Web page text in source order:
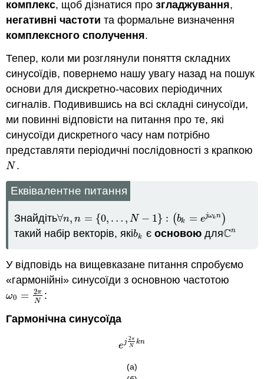
комплекс, щоб дізнатися прозгладжування,
негативні частоти та формальне визначення
комплексного сполучення.
Тепер, коли ми розглянули поняття складних
синусоїдів, повернемо нашу увагу назад на пошук
основи для дискретно-часових періодичних
сигналів. Подивившись на всі складні синусоїди,
ми повинні відповісти на питання про те, які
синусоїди дискретного часу нам потрібно
представляти періодичні послідовності з крапкою
N
N .
Еквівалентне питання
Знайдіть∀n, n = {0, … , N − 1} : (bk = ejωkn)
∀n, n={0 ,… ,N −1}:( bk=e jωkn )
такий набір векторів, якіbk
bk є основоюдляCn
Cn
У відповідь на вищевказане питання спробуємо
«гармонійні» синусоїди з основною частотою
ω0 = 2π
N
ω0 =2 πN:
Гармонічна синусоїда
ej
2π
N
kn
ej2πN
(а)